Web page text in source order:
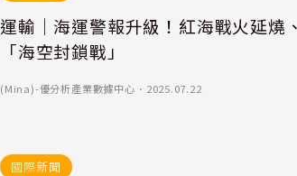
運輸｜海運警報升級！紅海戰火延燒
「海空封鎖戰」
(Mina)-優分析產業數據中心 ． 2025.07.22
國際新聞